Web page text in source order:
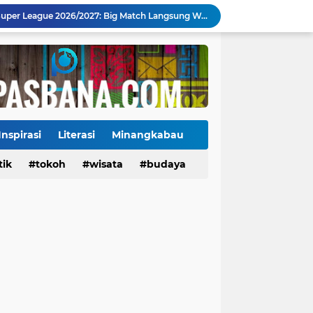
Mahyeldi Raih Penghargaan IPDN atas Kepemimpinan dan Reformasi Birokrasi di Sumbar
Payakumbuh Luncurkan GEMPITA BERSAMA, Dorong Pekarangan Jadi Sumber Pangan Keluarga
130 ASN dan Warga Payakumbuh Ikut Vaksin HPV, Upaya Cegah Kanker Serviks Diperluas
Tiga Alat Berat Diterjunkan, Normalisasi Sungai Batang Guo Dikebut Pascabanjir
Jelang Wajib Halal 2026, Sumbar Percepat Sertifikasi UMKM dan Bangun Ekosistem Halal
Kasus Campak Masih Mengintai, Kemenkes Ingatkan Risiko Penularan di Sekolah
Literasi Minangkabau
Tokoh budaya kuliner
tokoh wisata budaya